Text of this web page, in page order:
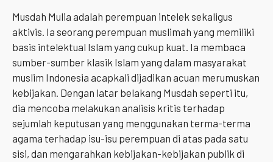
Musdah Mulia adalah perempuan intelek sekaligus
aktivis. Ia seorang perempuan muslimah yang memiliki
basis intelektual Islam yang cukup kuat. Ia membaca
sumber-sumber klasik Islam yang dalam masyarakat
muslim Indonesia acapkali dijadikan acuan merumuskan
kebijakan. Dengan latar belakang Musdah seperti itu,
dia mencoba melakukan analisis kritis terhadap
sejumlah keputusan yang menggunakan terma-terma
agama terhadap isu-isu perempuan di atas pada satu
sisi, dan mengarahkan kebijakan-kebijakan publik di